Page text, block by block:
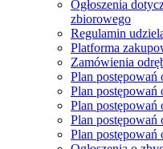
Ogłoszenia
zbiorowego
Regulamin
Platforma
Zamówienia
Plan postępowań
Plan postępowań
Plan postępowań
Plan postępowań
Plan postępowań